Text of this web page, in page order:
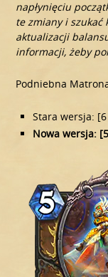
napłynięciu
te zmiany i szukać
aktualizacji
informacji, żeby
Podniebna
Stara wersja:
Nowa wersja: